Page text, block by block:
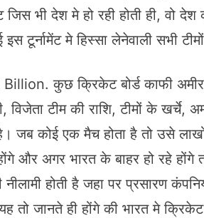
भी देश मे हो रही होती ही, वो
मे हिस्सा लेनेवाली सभी
कुछ क्रिकेट बोर्ड काफी अमीर
टीम की राशि, टीमों के
जब कोई एक मैच होता है तो उसे
और अगर भारत के बाहर हो रहे
होती है जहा पर प्रसारण
तो जानते ही होंगे की भारत मे